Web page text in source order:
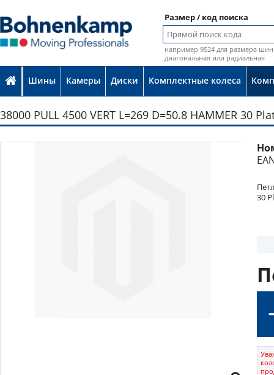
Размер / код поиска
например 9524 для размера шин
диагональная или радиальная
Шины Камеры Диски Комплектные колеса
38000 PULL 4500 VERT L=269 D=50.8 HAMMER 30
30